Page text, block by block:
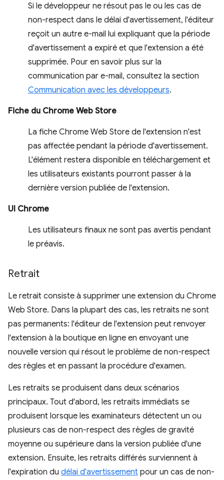
Si le développeur ne résout pas le ou les cas de
non-respect dans le délai d'avertissement, l'éditeur
reçoit un autre e-mail lui expliquant que la période
d'avertissement a expiré et que l'extension a été
supprimée. Pour en savoir plus sur la
communication par e-mail, consultez la section
Communication avec les développeurs.
Fiche du Chrome Web Store
La fiche Chrome Web Store de l'extension n'est
pas affectée pendant la période d'avertissement.
L'élément restera disponible en téléchargement et
les utilisateurs existants pourront passer à la
dernière version publiée de l'extension.
UI Chrome
Les utilisateurs finaux ne sont pas avertis pendant
le préavis.
Retrait
Le retrait consiste à supprimer une extension du Chrome
Web Store. Dans la plupart des cas, les retraits ne sont
pas permanents: l'éditeur de l'extension peut renvoyer
l'extension à la boutique en ligne en envoyant une
nouvelle version qui résout le problème de non-respect
des règles et en passant la procédure d'examen.
Les retraits se produisent dans deux scénarios
principaux. Tout d'abord, les retraits immédiats se
produisent lorsque les examinateurs détectent un ou
plusieurs cas de non-respect des règles de gravité
moyenne ou supérieure dans la version publiée d'une
extension. Ensuite, les retraits différés surviennent à
l'expiration du délai d'avertissement pour un cas de non-